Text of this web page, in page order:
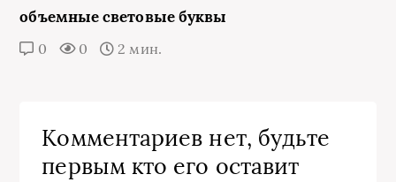
объемные световые буквы
0 0 2 мин.
Комментариев нет, будьте
первым кто его оставит